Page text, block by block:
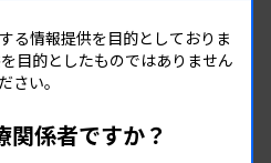
る情報提供を目的としておりま
目的としたものではありません
さい。
関係者ですか？